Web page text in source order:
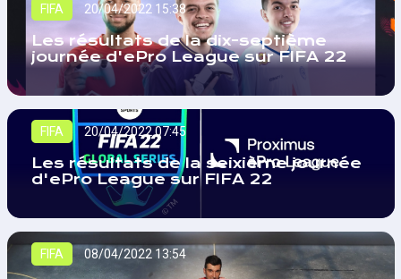
FIFA 20/04/2022 15:38
Les résultats de la dix-septième
journée d'ePro League sur FIFA 22
FIFA 20/04/2022 07:45
Les résultats de la seixième journée
d'ePro League sur FIFA 22
FIFA 08/04/2022 13:54